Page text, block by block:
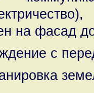
на фасад
с